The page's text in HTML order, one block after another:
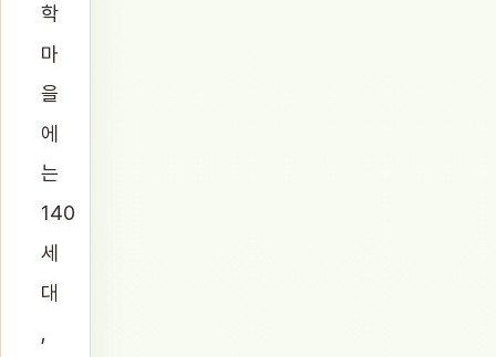
학
마
을
에
는
140
세
대